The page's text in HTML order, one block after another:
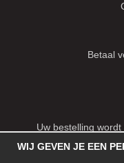
Betaal
Uw bestelling
WIJ GEVEN JE EEN